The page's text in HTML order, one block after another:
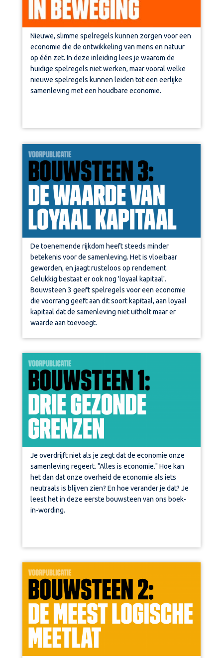
Nieuwe, slimme spelregels kunnen zorgen voor een
economie die de ontwikkeling van mens en natuur
op één zet. In deze inleiding lees je waarom de
huidige spelregels niet werken, maar vooral welke
nieuwe spelregels kunnen leiden tot een eerlijke
samenleving met een houdbare economie.
De toenemende rijkdom heeft steeds minder
betekenis voor de samenleving. Het is vloeibaar
geworden, en jaagt rusteloos op rendement.
Gelukkig bestaat er ook nog 'loyaal kapitaal'.
Bouwsteen 3 geeft spelregels voor een economie
die voorrang geeft aan dit soort kapitaal, aan loyaal
kapitaal dat de samenleving niet uitholt maar er
waarde aan toevoegt.
Je overdrijft niet als je zegt dat de economie onze
samenleving regeert. "Alles is economie." Hoe kan
het dan dat onze overheid de economie als iets
neutraals is blijven zien? En hoe verander je dat? Je
leest het in deze eerste bouwsteen van ons boek-
in-wording.